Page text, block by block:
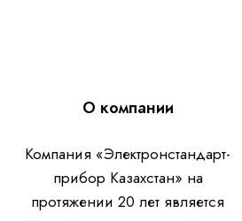
О компании
Компания «Электронстандарт-
прибор Казахстан» на
протяжении 20 лет является